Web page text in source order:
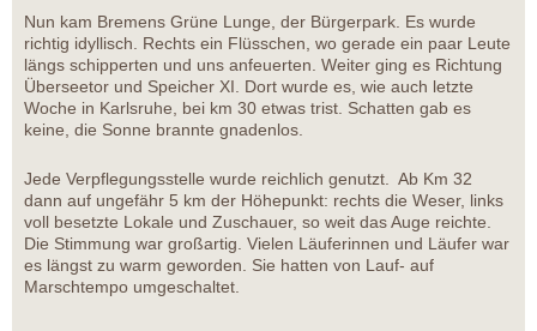
Nun kam Bremens Grüne Lunge, der Bürgerpark. Es wurde
richtig idyllisch. Rechts ein Flüsschen, wo gerade ein paar Leute
längs schipperten und uns anfeuerten. Weiter ging es Richtung
Überseetor und Speicher XI. Dort wurde es, wie auch letzte
Woche in Karlsruhe, bei km 30 etwas trist. Schatten gab es
keine, die Sonne brannte gnadenlos.
Jede Verpflegungsstelle wurde reichlich genutzt. Ab Km 32
dann auf ungefähr 5 km der Höhepunkt: rechts die Weser, links
voll besetzte Lokale und Zuschauer, so weit das Auge reichte.
Die Stimmung war großartig. Vielen Läuferinnen und Läufer war
es längst zu warm geworden. Sie hatten von Lauf- auf
Marschtempo umgeschaltet.